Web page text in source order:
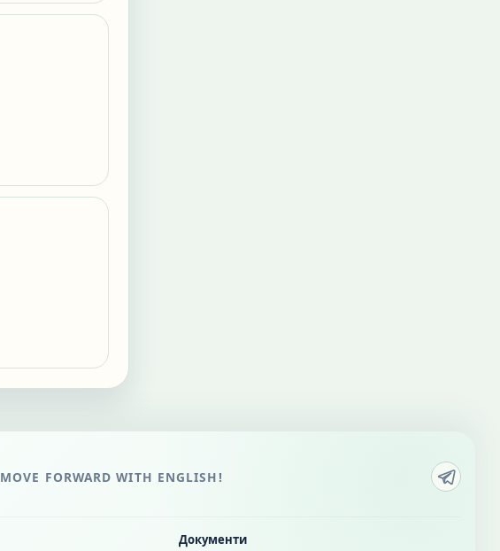
MOVE FORWARD WITH ENGLISH!
Документи